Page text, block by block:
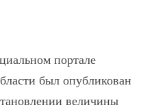
портале
был опубликован
величины